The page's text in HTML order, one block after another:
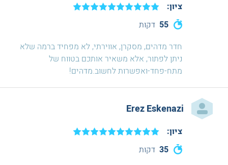
55 דקות
ציון:
חדר מדהים, מסקרן, אווירתי, לא מפחיד ברמה שלא
ניתן לפתור, אלא משאיר אותכם בטווח של
מתח-פחד-ואפשרות לחשוב.מדהים!
Erez Eskenazi
35 דקות
ציון: